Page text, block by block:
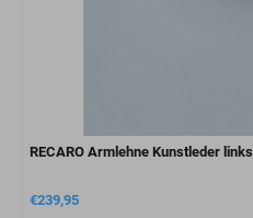
RECARO Armlehne Kunstleder links
€239,95